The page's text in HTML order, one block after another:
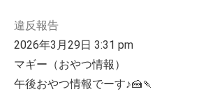
違反報告
2026年3月29日 3:31 pm
マギー（おやつ情報）
午後おやつ情報でーす♪🍰🍡